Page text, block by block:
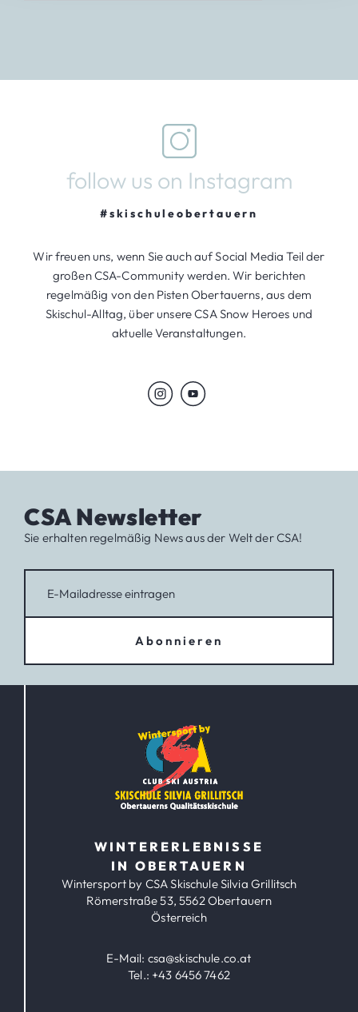
follow us on Instagram
#skischuleobertauern
Wir freuen uns, wenn Sie auch auf Social Media Teil der
großen CSA-Community werden. Wir berichten
regelmäßig von den Pisten Obertauerns, aus dem
Skischul-Alltag, über unsere CSA Snow Heroes und
aktuelle Veranstaltungen.
CSA Newsletter
Sie erhalten regelmäßig News aus der Welt der CSA!
Abonnieren
WINTERERLEBNISSE
IN OBERTAUERN
Wintersport by CSA Skischule Silvia Grillitsch
Römerstraße 53, 5562 Obertauern
Österreich
E-Mail: csa@skischule.co.at
Tel.: +43 6456 7462